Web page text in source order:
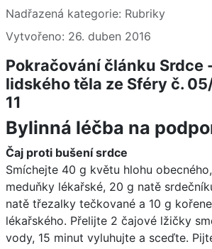
Základní údaje
Nadřazená kategorie: Rubriky
Vytvořeno: 26. duben 2016
Pokračování článku Srdce
lidského těla ze Sféry č.
11
Bylinná léčba na
Čaj proti bušení srdce
Smíchejte 40 g květu hlohu
meduňky lékařské, 20 g natě
natě třezalky tečkované a 10 g
lékařského. Přelijte 2 čajové lžičky
vody, 15 minut vyluhujte a sceďte.